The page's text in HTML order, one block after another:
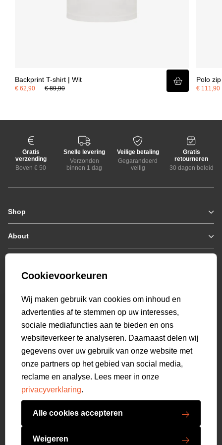
Backprint T-shirt | Wit
€ 62,90 € 89,90
Polo
€ 111,90
Gratis
verzending
Boven € 50
Snelle levering
Verzonden
binnen 1 dag
Veilige betaling
Gegarandeerd
veilig
Gratis
retourneren
30 dagen beleid
Shop
Zomerjassen
Jassen / Coats
Colberts
Hoodies
Polo's
T-shirts
Overshirts
Overhemden
Sweatpants
Broeken
Short sweatpants
Shorts
Schoenen
Swimwear
Accessoires
About
Who we are
Genti X PSV
Bestellen & Betalen
Retourneren
Veelgestelde vragen
Mijn Account
beoordelingen
Cookievoorkeuren
Wij maken gebruik van cookies om inhoud en
advertenties af te stemmen op uw interesses,
sociale mediafuncties aan te bieden en ons
websiteverkeer te analyseren. Daarnaast delen wij
gegevens over uw gebruik van onze website met
onze partners op het gebied van social media,
reclame en analyse. Lees meer in onze
privacyverklaring.
Alle cookies accepteren
Weigeren